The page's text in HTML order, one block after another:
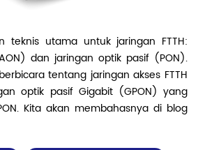
teknis utama untuk jaringan FTTH:
dan jaringan optik pasif (PON).
tentang jaringan akses FTTH
optik pasif Gigabit (GPON) yang
Kita akan membahasnya di blog